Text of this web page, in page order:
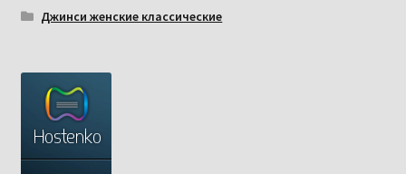
Джинси женские классические